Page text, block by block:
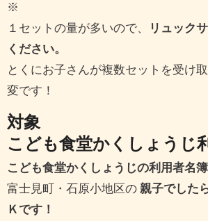
※
１セットの量が多いので、
リュック
ください。
とくにお子さんが複数セットを受け
変です！
対象
こども食堂かくしょうじ
こども食堂かくしょうじの利用者名
富士見町・石原小地区の 親子でした
Ｋです！